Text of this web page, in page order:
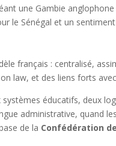
une Gambie
le Sénégal et un
français : centralisé,
law, et des liens forts
éducatifs, deux
administrative, quand
de la Confédération